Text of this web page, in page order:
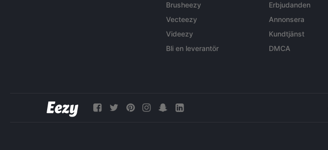
Brusheezy
Vecteezy
Videezy
Bli en leverantör
Erbjudanden
Annonsera
Kundtjänst
DMCA